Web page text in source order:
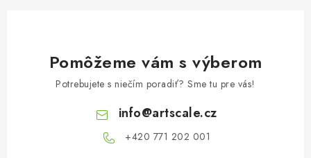
Pomôžeme vám s výberom
Potrebujete s niečím poradiť? Sme tu pre vás!
info@artscale.cz
+420 771 202 001​